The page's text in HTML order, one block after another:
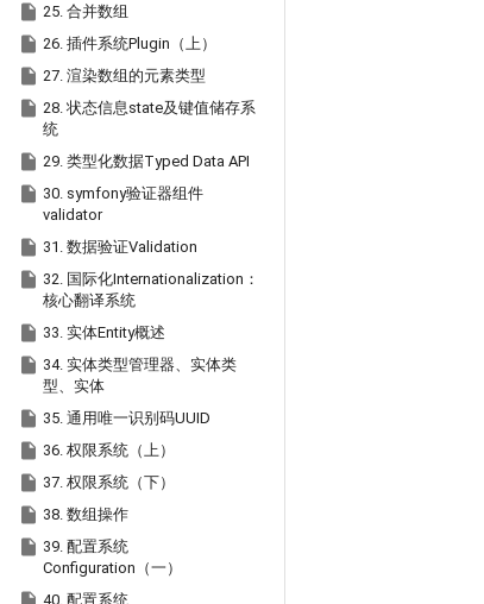
 25. 合并数组
 26. 插件系统Plugin（上）
 27. 渲染数组的元素类型
 28. 状态信息state及键值储存系
统
 29. 类型化数据Typed Data API
 30. symfony验证器组件
validator
 31. 数据验证Validation
 32. 国际化Internationalization：
核心翻译系统
 33. 实体Entity概述
 34. 实体类型管理器、实体类
型、实体
 35. 通用唯一识别码UUID
 36. 权限系统（上）
 37. 权限系统（下）
 38. 数组操作
 39. 配置系统
Configuration（一）
40. 配置系统